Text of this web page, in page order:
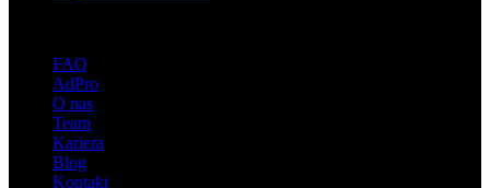
FAQ
AdPro
O nas
Team
Kariera
Blog
Kontakt